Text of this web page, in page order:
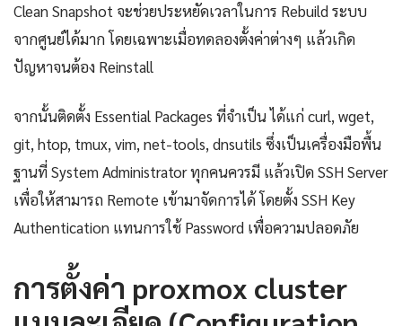
Clean Snapshot จะช่วยประหยัดเวลาในการ Rebuild ระบบ
จากศูนย์ได้มาก โดยเฉพาะเมื่อทดลองตั้งค่าต่างๆ แล้วเกิด
ปัญหาจนต้อง Reinstall
จากนั้นติดตั้ง Essential Packages ที่จำเป็น ได้แก่ curl, wget,
git, htop, tmux, vim, net-tools, dnsutils ซึ่งเป็นเครื่องมือพื้น
ฐานที่ System Administrator ทุกคนควรมี แล้วเปิด SSH Server
เพื่อให้สามารถ Remote เข้ามาจัดการได้ โดยตั้ง SSH Key
Authentication แทนการใช้ Password เพื่อความปลอดภัย
การตั้งค่า proxmox cluster